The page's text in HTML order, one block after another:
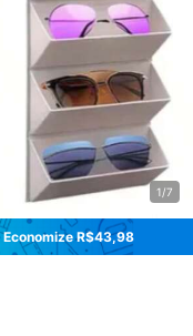
1/7
Economize R$43,98